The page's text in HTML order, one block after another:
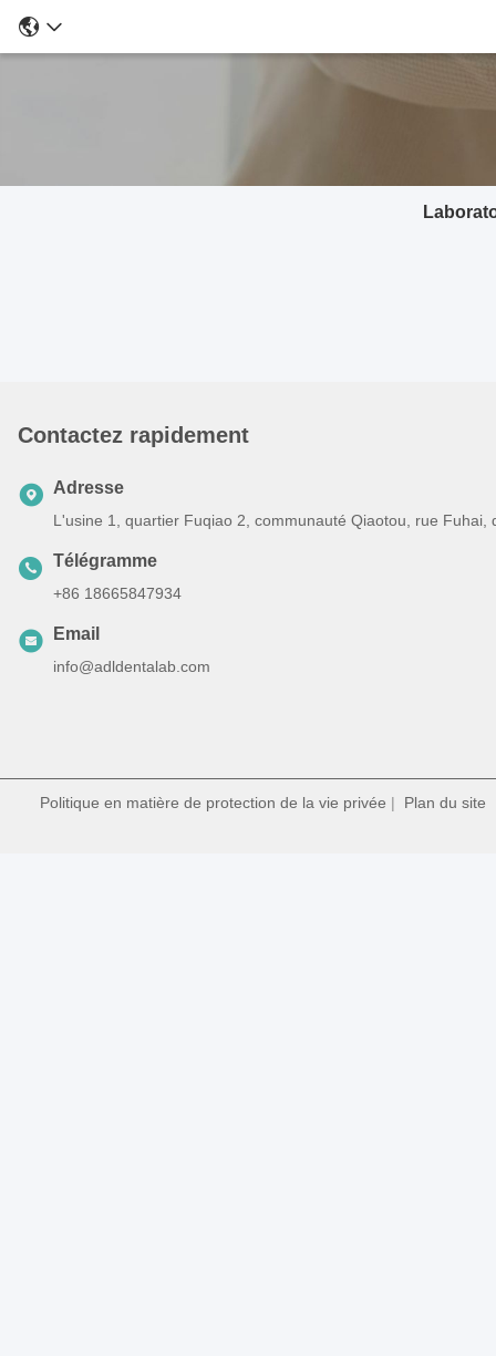
Contactez rapidement
Adresse
L'usine 1, quartier Fuqiao 2, communauté Qiaotou, rue
Télégramme
+86 18665847934
Email
info@adldentalab.com
Politique en matière de protection de la vie privée | Plan du site